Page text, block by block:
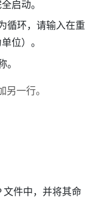
启动。
循环，请输入在重
位）。
。
另一行。
文件中，并将其命